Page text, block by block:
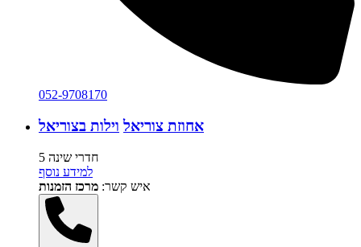
052-9708170
אחוזת צוריאל וילות בצוריאל
5 חדרי שינה
למידע נוסף
איש קשר: מרכז הזמנות